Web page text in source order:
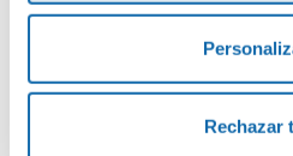
Rechazar